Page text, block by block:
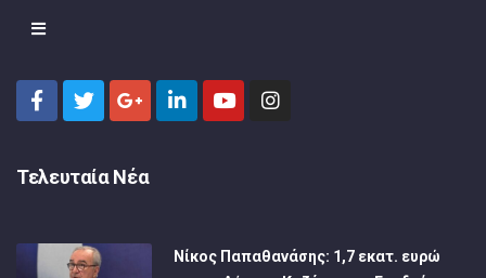
Τελευταία Νέα
Νίκος Παπαθανάσης: 1,7 εκατ. ευρώ